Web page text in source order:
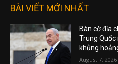
BÀI VIẾT MỚI NHẤT
Bàn cờ địa
Trung
khủng
August 7, 2026